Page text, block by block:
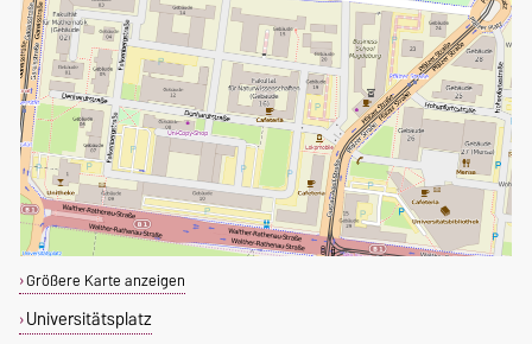
Größere Karte anzeigen
Universitätsplatz